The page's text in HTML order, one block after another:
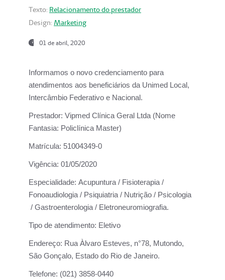
Texto: Relacionamento do prestador
Design: Marketing
01 de abril, 2020
Informamos o novo credenciamento para
atendimentos aos beneficiários da Unimed Local,
Intercâmbio Federativo e Nacional.
Prestador: Vipmed Clínica Geral Ltda (Nome
Fantasia: Policlínica Master)
Matrícula: 51004349-0
Vigência: 01/05/2020
Especialidade: Acupuntura / Fisioterapia /
Fonoaudiologia / Psiquiatria / Nutrição / Psicologia
/ Gastroenterologia / Eletroneuromiografia.
Tipo de atendimento: Eletivo
Endereço: Rua Àlvaro Esteves, n°78, Mutondo,
São Gonçalo, Estado do Rio de Janeiro.
Telefone: (021) 3858-0440